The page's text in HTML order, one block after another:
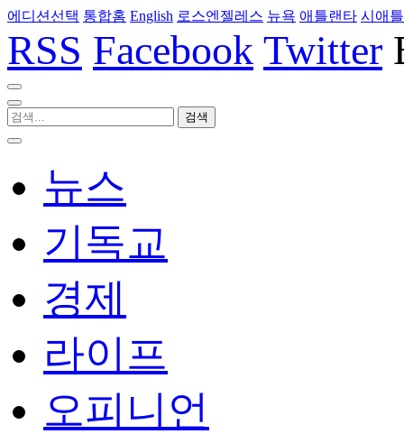
에디션선택 통합홈 English 로스엔젤레스 뉴욕 애틀랜타 시애틀
RSS Facebook Twitter
뉴스
기독교
경제
라이프
오피니언